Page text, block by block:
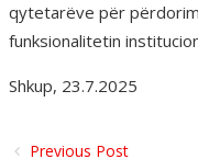
qytetarëve për
funksionalitetin
Shkup, 23.7.2025
Previous Post